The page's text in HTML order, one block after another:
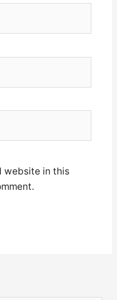
website in this